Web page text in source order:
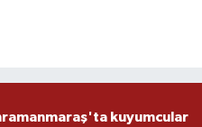
kuyumcular